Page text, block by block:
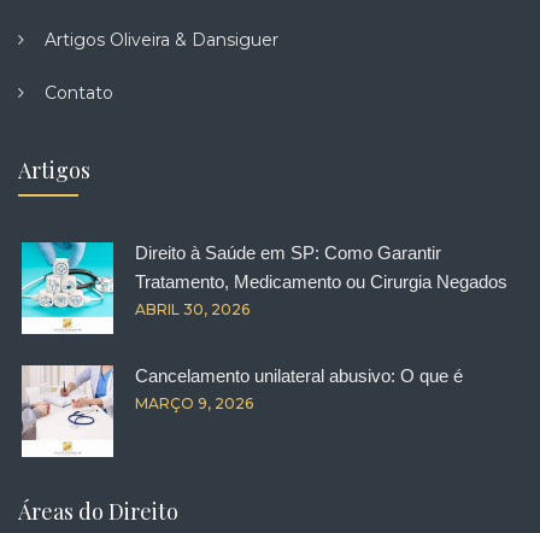
Artigos Oliveira & Dansiguer
Contato
Artigos
Direito à Saúde em SP: Como Garantir
Tratamento, Medicamento ou Cirurgia Negados
ABRIL 30, 2026
Cancelamento unilateral abusivo: O que é
MARÇO 9, 2026
Áreas do Direito